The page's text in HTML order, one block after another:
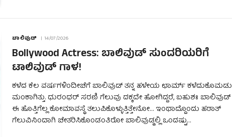
ಬಾಲಿವುಡ್ 14/07/2026
Bollywood Actress: ಬಾಲಿವುಡ್ ಸುಂದರಿಯರಿಗೆ
ಟಾಲಿವುಡ್ ಗಾಳ!
ಕಳೆದ ಕೆಲ ವರ್ಷಗಳಿಂದೀಚೆಗೆ ಬಾಲಿವುಡ್ ತನ್ನ ಹಳೇಯ ಛಾರ್ಮ್ ಕಳೆದುಕೊಮಡು
ಮಂಕಾಗಿತ್ತು. ಧುರಂಧರ್ ಸರಣಿ ಗೆಲುವು ದಕ್ಕದೇ ಹೋಗಿದ್ದರೆ, ಬಹುಶಃ ಬಾಲಿವುಡ್
ಈ ಹೊತ್ತಿಗೆಲ್ಲ ಕೋಮಾವಸ್ಥೆ ತಲುಪಿಕೊಳ್ಳುತ್ತಿತ್ತೇನೋ… ಇಂಥಾದ್ದೊಂದು ಹಠಾತ್
ಗೆಲುವಿನಿಂದಾಗಿ ಚೇತರಿಸಿಕೊಂಡಂತಿರೋ ಬಾಲಿವುಡ್ಡಲ್ಲಿ ಒಂದಷ್ಟು…